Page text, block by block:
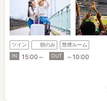
ツイン 朝のみ
禁煙ルーム
IN
15:00～ OUT ～10:00